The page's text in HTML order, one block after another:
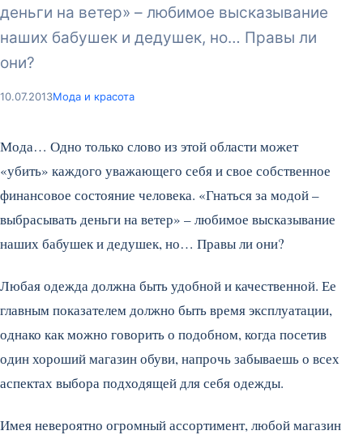
деньги на ветер» – любимое высказывание
наших бабушек и дедушек, но… Правы ли
они?
10.07.2013Мода и красота
Мода… Одно только слово из этой области может
«убить» каждого уважающего себя и свое собственное
финансовое состояние человека. «Гнаться за модой –
выбрасывать деньги на ветер» – любимое высказывание
наших бабушек и дедушек, но… Правы ли они?
Любая одежда должна быть удобной и качественной. Ее
главным показателем должно быть время эксплуатации,
однако как можно говорить о подобном, когда посетив
один хороший магазин обуви, напрочь забываешь о всех
аспектах выбора подходящей для себя одежды.
Имея невероятно огромный ассортимент, любой магазин